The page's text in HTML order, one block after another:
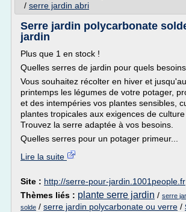
/ serre jardin abri
Serre jardin polycarbonate
jardin
Plus que 1 en stock !
Quelles serres de jardin pour quels
Vous souhaitez récolter en hiver et
printemps les légumes de votre potager,
et des intempéries vos plantes sensibles,
plantes tropicales aux exigences de culture
Trouvez la serre adaptée à vos besoins.
Quelles serres pour un potager primeur...
Lire la suite
Site : http://serre-pour-jardin.1001people.fr
Thèmes liés : plante serre jardin / serre
solde / serre jardin polycarbonate ou verre /